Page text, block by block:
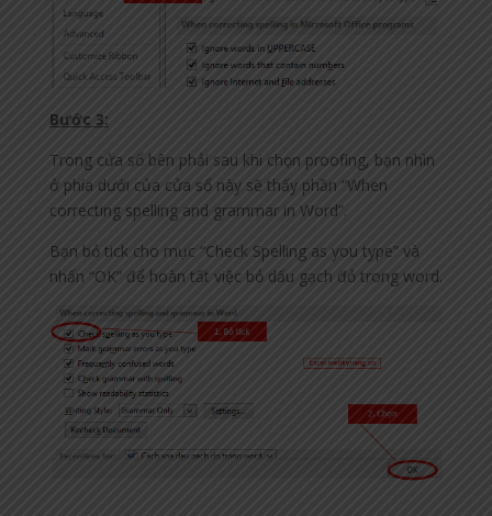
Bước 3:
Trong cửa sổ bên phải sau khi chọn proofing, bạn nhìn
ở phía dưới của cửa sổ này sẽ thấy phần “When
correcting spelling and grammar in Word”.
Bạn bỏ tick cho mục “Check Spelling as you type” và
nhấn “OK” để hoàn tất việc bỏ dấu gạch đỏ trong word.